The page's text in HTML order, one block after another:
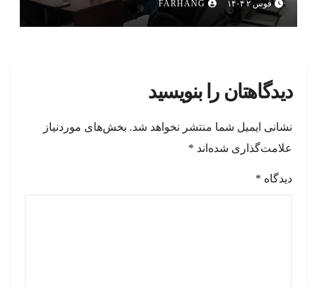
قوس ۲ ۱۴۰۴ FARHANG
دیدگاهتان را بنویسید
نشانی ایمیل شما منتشر نخواهد شد. بخش‌های موردنیاز
علامت‌گذاری شده‌اند *
دیدگاه *